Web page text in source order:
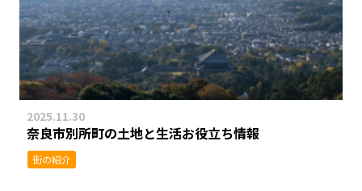
2025.11.30
奈良市別所町の土地と生活お役立ち情報
街の紹介